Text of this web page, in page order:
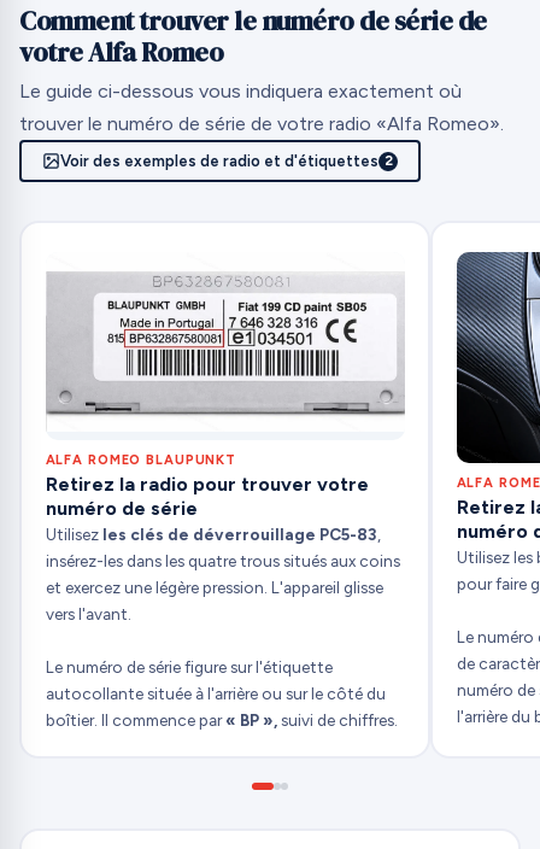
Comment trouver le numéro de série de
votre Alfa Romeo
Le guide ci-dessous vous indiquera exactement où
trouver le numéro de série de votre radio «Alfa Romeo».
Voir des exemples de radio et d'étiquettes 2
ALFA ROMEO BLAUPUNKT
Retirez la radio pour trouver votre
numéro de série
Utilisez les clés de déverrouillage PC5-83
insérez-les dans les quatre trous situés aux coins
et exercez une légère pression. L'appareil glisse
vers l'avant.
Le numéro de série figure sur l'étiquette
autocollante située à l'arrière ou sur le côté du
boîtier. Il commence par« BP », suivi de chiffres.
ALFA
Retirez
numéro
Utilisez les
pour faire
Le numéro
de
numéro
l'arrière du